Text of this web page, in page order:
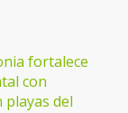
fortalece
con
playas del